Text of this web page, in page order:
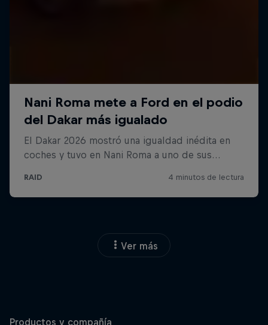
Ver más